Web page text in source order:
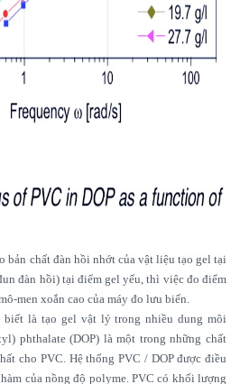
bản chất đàn hồi nhớt của vật liệu tạo gel tại
đàn hồi) tại điểm gel yếu, thì việc đo điểm
men xoắn cao của máy đo lưu biến.
là tạo gel vật lý trong nhiều dung môi
phthalate (DOP) là một trong những chất
cho PVC. Hệ thống PVC / DOP được điều
của nồng độ polyme. PVC có khối lượng